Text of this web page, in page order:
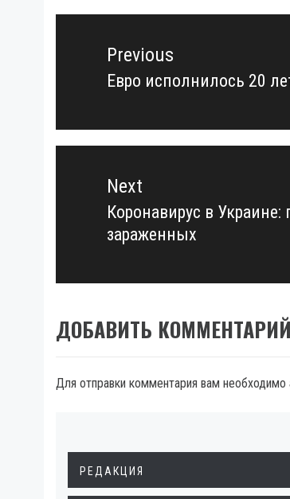
Навигация
записямPrevious
Previous
Евро исполнилось 20
Next
Next
post:
Коронавирус в
зараженных
ДОБАВИТЬ КОММЕНТАРИЙ
Для отправки комментария вам необходимо
РЕДАКЦИЯ